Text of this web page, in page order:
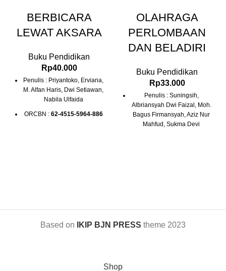
BERBICARA
LEWAT AKSARA
Buku Pendidikan
Rp40.000
Penulis : Priyantoko, Erviana,
M. Alfan Haris, Dwi Setiawan,
Nabila Ulfaida
QRCBN : 62-4515-5964-886
OLAHRAGA
PERLOMBAAN
DAN BELADIRI
Buku Pendidikan
Rp33.000
Penulis : Suningsih,
Albriansyah Dwi Faizal, Moh.
Bagus Firmansyah, Aziz Nur
Mahfud, Sukma Devi
Soft Cover
Based on IKIP BJN PRESS theme 2023
Shop